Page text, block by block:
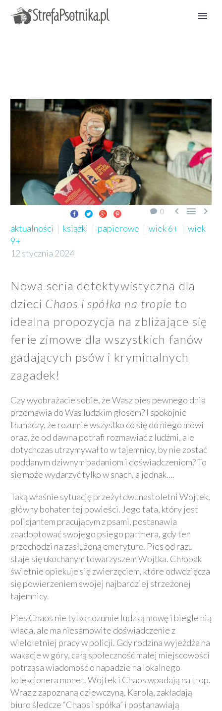
0   
aktualności książki papierowe wiek 6+
wiek
9+
12 stycznia 2024
Nowa seria detektywistyczna dla
dzieci Chaos i spółka na tropie to
idealna propozycja na zbliżające się
ferie zimowe dla wszystkich fanów
gadających psów i kryminalnych
zagadek!
Czy wyobrażacie sobie, że Wasz pies pewnego dnia
przemawia do Was ludzkim głosem? I spokojnie
tłumaczy, że rozumie wszystko co się do niego mówi
oraz, że od dawna potrafi rozmawiać z ludźmi, ale
dotychczas utrzymywał to w tajemnicy, by nie zostać
poddanym dziwnym badaniom i doświadczeniom? To
się może wydarzyć tylko w snach, a jednak….
Taką właśnie sytuację przeżył dwunastoletni Wojtek,
główny bohater tej powieści. Jego tata, który jest
policjantem pracującym z psami, postanawia
zaadoptować swojego psiego partnera, gdy ten
przechodzi na zasłużoną emeryturę. Pies od razu
staje się ukochanym towarzyszem Wojtka. Chłopak
świetnie opiekuje się zwierzęciem, które odwdzięcza
się powierzeniem swojej najbardziej strzeżonej
tajemnicy.
Pies Chaos nie tylko rozumie ludzką mowę i biegle nią
włada, ale ma niesamowite doświadczenie z
wieloletniej pracy w policji. Gdy rodzina wyjeżdża na
wakacje w góry, całą społeczność małej miejscowości
potrząsa wiadomość o napadzie na lokalnego
kolekcjonera monet. Wojtek i Chaos wpadają na trop.
Wraz z zapoznaną dziewczyną, Karolą, zakładają
biuro śledcze “Chaos i spółka” i postanawiają